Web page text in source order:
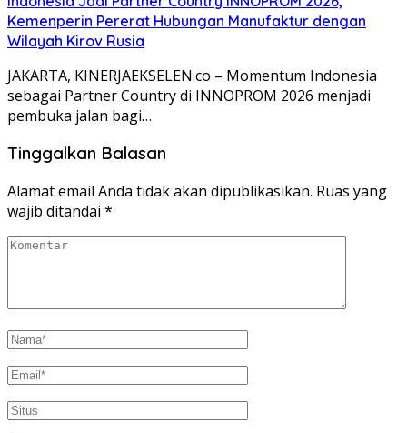
Kemenperin Pererat Hubungan Manufaktur dengan
Wilayah Kirov Rusia
JAKARTA, KINERJAEKSELEN.co – Momentum Indonesia
sebagai Partner Country di INNOPROM 2026 menjadi
pembuka jalan bagi…
Tinggalkan Balasan
Alamat email Anda tidak akan dipublikasikan. Ruas yang
wajib ditandai *